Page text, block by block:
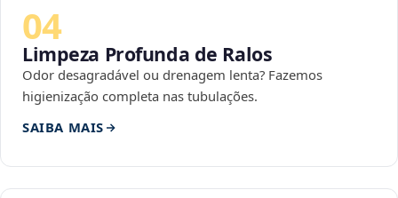
04
Limpeza Profunda de Ralos
Odor desagradável ou drenagem lenta? Fazemos
higienização completa nas tubulações.
SAIBA MAIS